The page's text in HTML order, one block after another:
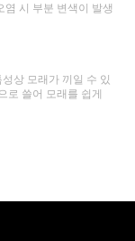
염 시 부분 변색이 발생
상 모래가 끼일 수 있
로 쓸어 모래를 쉽게